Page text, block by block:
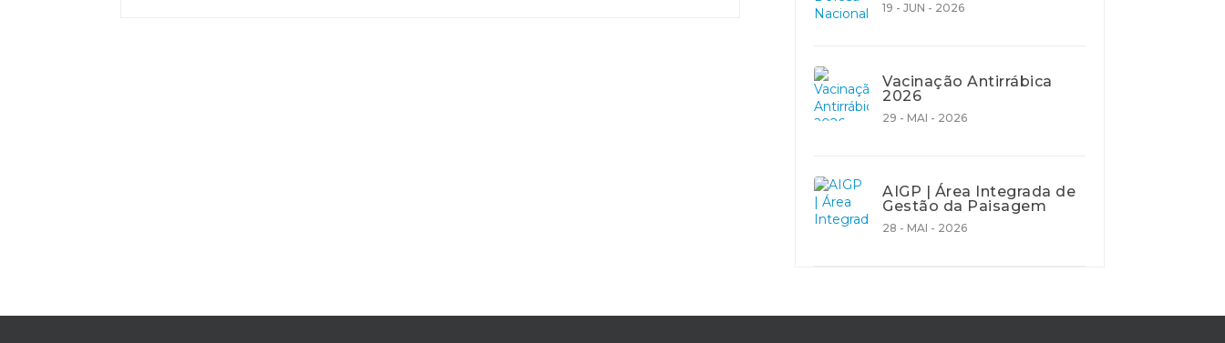
19 - JUN - 2026
Vacinação Antirrábica
2026
29 - MAI - 2026
AIGP | Área Integrada de
Gestão da Paisagem
28 - MAI - 2026